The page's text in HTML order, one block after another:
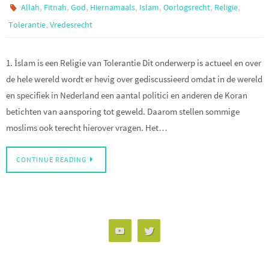
Allah, Fitnah,God, Hiernamaals, Islam,Oorlogsrecht, Religie,
Tolerantie, Vredesrecht
1. İslam is een Religie van Tolerantie Dit onderwerp is actueel en over
de hele wereld wordt er hevig over gediscussieerd omdat in de wereld
en specifiek in Nederland een aantal politici en anderen de Koran
betichten van aansporing tot geweld. Daarom stellen sommige
moslims ook terecht hierover vragen. Het…
CONTINUE READING